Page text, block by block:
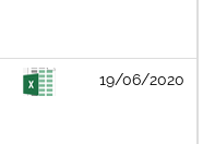
19/06/2020